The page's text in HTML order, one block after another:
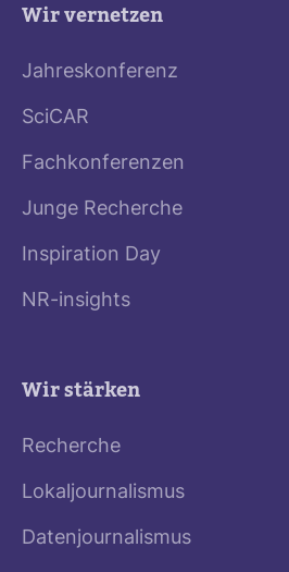
Wir vernetzen
Jahreskonferenz
SciCAR
Fachkonferenzen
Junge Recherche
Inspiration Day
NR-insights
Wir stärken
Recherche
Lokaljournalismus
Datenjournalismus